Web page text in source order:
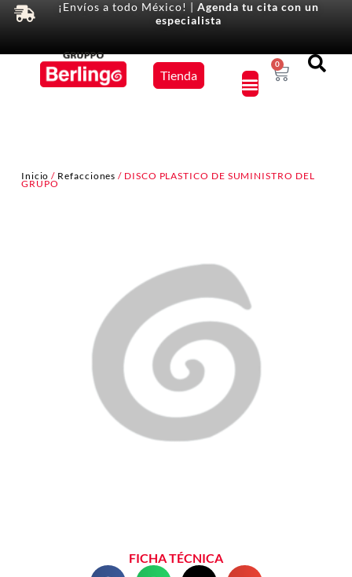
¡Envíos a todo México! | Agenda tu cita con un
especialista
Tienda
0
Inicio / Refacciones / DISCO PLASTICO DE SUMINISTRO DEL
GRUPO
FICHA TÉCNICA